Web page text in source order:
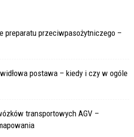
preparatu przeciwpasożytniczego –
postawa – kiedy i czy w ogóle
transportowych AGV –